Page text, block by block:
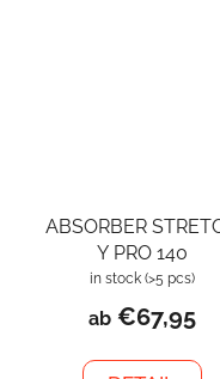
ABSORBER STRETCH
Y PRO 140
in stock (>5 pcs)
ab€67,95